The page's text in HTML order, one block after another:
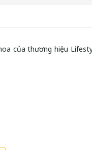
của thương hiệu